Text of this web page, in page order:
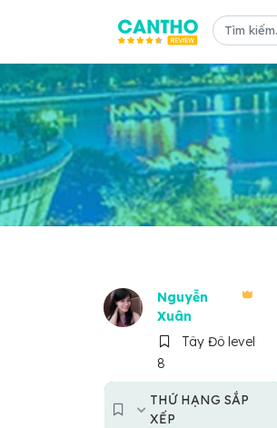
Nguyễn
Xuân
Tây Đô level
8
THỨ HẠNG SẮP
XẾP